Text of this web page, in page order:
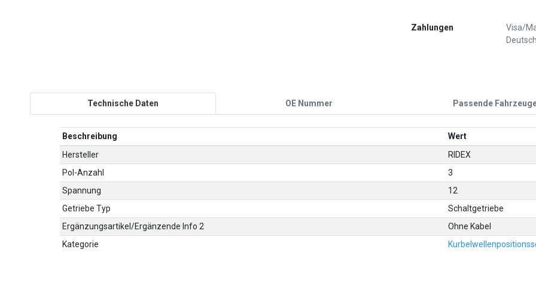
Zahlungen
Visa/
Technische Daten OE Nummer Passende
Beschreibung
Wert
Hersteller
RIDEX
Pol-Anzahl
3
Spannung
12
Getriebe Typ
Schaltgetriebe
Ergänzungsartikel/Ergänzende Info 2
Ohne Kabel
Kategorie